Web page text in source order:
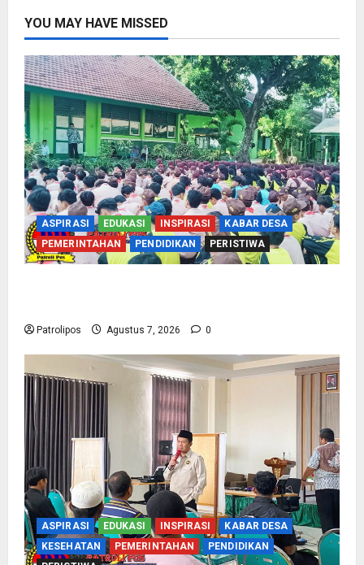
YOU MAY HAVE MISSED
ASPIRASI EDUKASI INSPIRASI
KABAR DESA
PEMERINTAHAN
PENDIDIKAN PERISTIWA
Patrolipos Agustus 7, 2026 0
ASPIRASI EDUKASI INSPIRASI
KABAR DESA
KESEHATAN
PEMERINTAHAN
PENDIDIKAN